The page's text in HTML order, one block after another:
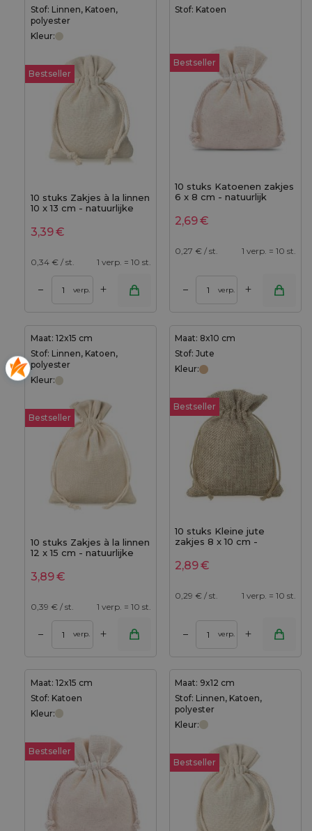
Stof: Linnen, Katoen,
polyester
Kleur:
Bestseller
10 stuks Zakjes à la linnen
10 x 13 cm - natuurlijke
3,39€
0,34 € / st. 1 verp. = 10 st.
– verp. +
Stof: Katoen
Bestseller
10 stuks Katoenen zakjes
6 x 8 cm - natuurlijk
2,69€
0,27 € / st. 1 verp. = 10 st.
– verp. +
Maat: 12x15 cm
Stof: Linnen, Katoen,
polyester
Kleur:
Bestseller
10 stuks Zakjes à la linnen
12 x 15 cm - natuurlijke
3,89€
0,39 € / st. 1 verp. = 10 st.
– verp. +
Maat: 8x10 cm
Stof: Jute
Kleur:
Bestseller
10 stuks Kleine jute
zakjes 8 x 10 cm -
2,89€
0,29 € / st. 1 verp. = 10 st.
– verp. +
Maat: 12x15 cm
Stof: Katoen
Kleur:
Bestseller
Maat: 9x12 cm
Stof: Linnen, Katoen,
polyester
Kleur:
Bestseller